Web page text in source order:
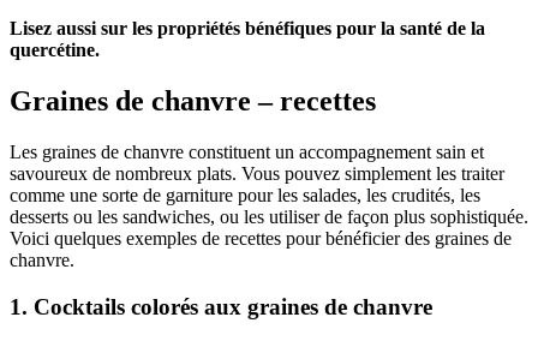
Lisez aussi sur les propriétés bénéfiques pour la santé de la
quercétine.
Graines de chanvre – recettes
Les graines de chanvre constituent un accompagnement sain et
savoureux de nombreux plats. Vous pouvez simplement les traiter
comme une sorte de garniture pour les salades, les crudités, les
desserts ou les sandwiches, ou les utiliser de façon plus sophistiquée.
Voici quelques exemples de recettes pour bénéficier des graines de
chanvre.
1. Cocktails colorés aux graines de chanvre